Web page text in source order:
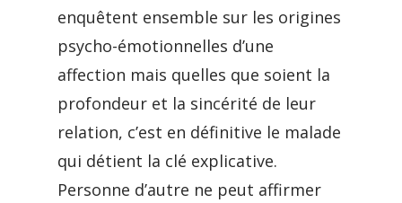
enquêtent ensemble sur les origines
psycho-émotionnelles d’une
affection mais quelles que soient la
profondeur et la sincérité de leur
relation, c’est en définitive le malade
qui détient la clé explicative.
Personne d’autre ne peut affirmer